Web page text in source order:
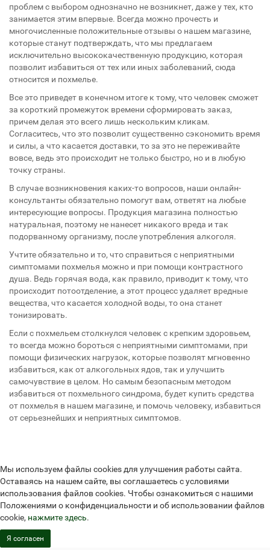
проблем с выбором однозначно не возникнет, даже у тех, кто
занимается этим впервые. Всегда можно прочесть и
многочисленные положительные отзывы о нашем магазине,
которые станут подтверждать, что мы предлагаем
исключительно высококачественную продукцию, которая
позволит избавиться от тех или иных заболеваний, сюда
относится и похмелье.
Все это приведет в конечном итоге к тому, что человек сможет
за короткий промежуток времени сформировать заказ,
причем делая это всего лишь нескольким кликам.
Согласитесь, что это позволит существенно сэкономить время
и силы, а что касается доставки, то за это не переживайте
вовсе, ведь это происходит не только быстро, но и в любую
точку страны.
В случае возникновения каких-то вопросов, наши онлайн-
консультанты обязательно помогут вам, ответят на любые
интересующие вопросы. Продукция магазина полностью
натуральная, поэтому не нанесет никакого вреда и так
подорванному организму, после употребления алкоголя.
Учтите обязательно и то, что справиться с неприятными
симптомами похмелья можно и при помощи контрастного
душа. Ведь горячая вода, как правило, приводит к тому, что
происходит потоотделение, а этот процесс удаляет вредные
вещества, что касается холодной воды, то она станет
тонизировать.
Если с похмельем столкнулся человек с крепким здоровьем,
то всегда можно бороться с неприятными симптомами, при
помощи физических нагрузок, которые позволят мгновенно
избавиться, как от алкогольных ядов, так и улучшить
самочувствие в целом. Но самым безопасным методом
избавиться от похмельного синдрома, будет купить средства
от похмелья в нашем магазине, и помочь человеку, избавиться
от серьезнейших и неприятных симптомов.
Мы используем файлы cookies для улучшения работы сайта.
Оставаясь на нашем сайте, вы соглашаетесь с условиями
использования файлов cookies. Чтобы ознакомиться с нашими
Положениями о конфиденциальности и об использовании файлов
cookie, нажмите здесь.
Я согласен